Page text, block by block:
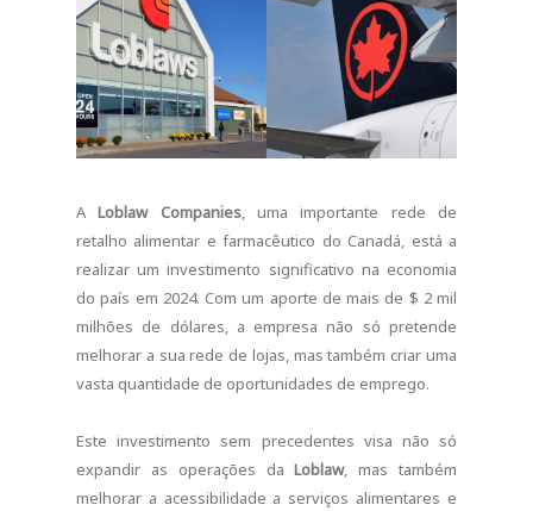
ALoblaw Companies, uma importante rede de
retalho alimentar e farmacêutico do Canadá, está a
realizar um investimento significativo na economia
do país em 2024. Com um aporte de mais de $ 2 mil
milhões de dólares, a empresa não só pretende
melhorar a sua rede de lojas, mas também criar uma
vasta quantidade de oportunidades de emprego.
Este investimento sem precedentes visa não só
expandir as operações daLoblaw, mas também
melhorar a acessibilidade a serviços alimentares e